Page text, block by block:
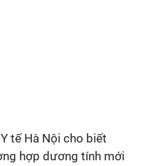
tế Hà Nội cho biết
hợp dương tính mới